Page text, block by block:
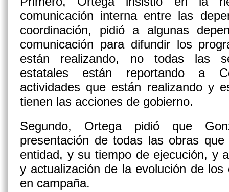
comunicación interna entre las
coordinación, pidió a algunas
comunicación para difundir los
están realizando, no todas las
estatales están reportando a
actividades que están realizando y
tienen las acciones de gobierno.
Segundo, Ortega pidió que
presentación de todas las obras
entidad, y su tiempo de ejecución, y
y actualización de la evolución de
en campaña.